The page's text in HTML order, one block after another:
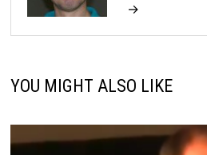
→
YOU MIGHT ALSO LIKE